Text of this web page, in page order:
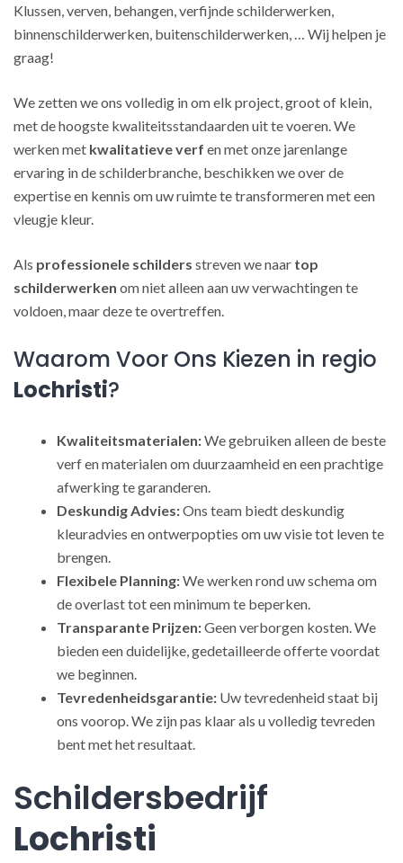
Klussen, verven, behangen, verfijnde schilderwerken,
binnenschilderwerken, buitenschilderwerken, … Wij helpen je
graag!
We zetten we ons volledig in om elk project, groot of klein,
met de hoogste kwaliteitsstandaarden uit te voeren. We
werken met kwalitatieve verf en met onze jarenlange
ervaring in de schilderbranche, beschikken we over de
expertise en kennis om uw ruimte te transformeren met een
vleugje kleur.
Als professionele schilders streven we naar top
schilderwerken om niet alleen aan uw verwachtingen te
voldoen, maar deze te overtreffen.
Waarom Voor Ons Kiezen in regio
Lochristi?
Kwaliteitsmaterialen:We gebruiken alleen de beste
verf en materialen om duurzaamheid en een prachtige
afwerking te garanderen.
Deskundig Advies:Ons team biedt deskundig
kleuradvies en ontwerpopties om uw visie tot leven te
brengen.
Flexibele Planning:We werken rond uw schema om
de overlast tot een minimum te beperken.
Transparante Prijzen:Geen verborgen kosten. We
bieden een duidelijke, gedetailleerde offerte voordat
we beginnen.
Tevredenheidsgarantie: Uw tevredenheid staat bij
ons voorop. We zijn pas klaar als u volledig tevreden
bent met het resultaat.
Schildersbedrijf
Lochristi